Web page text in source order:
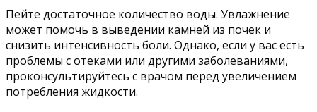
Пейте достаточное количество воды. Увлажнение
может помочь в выведении камней из почек и
снизить интенсивность боли. Однако, если у вас есть
проблемы с отеками или другими заболеваниями,
проконсультируйтесь с врачом перед увеличением
потребления жидкости.